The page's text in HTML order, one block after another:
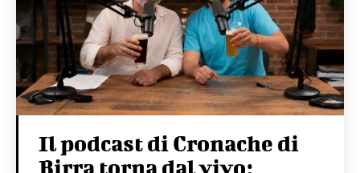
Il podcast di Cronache di
Birra torna dal vivo: